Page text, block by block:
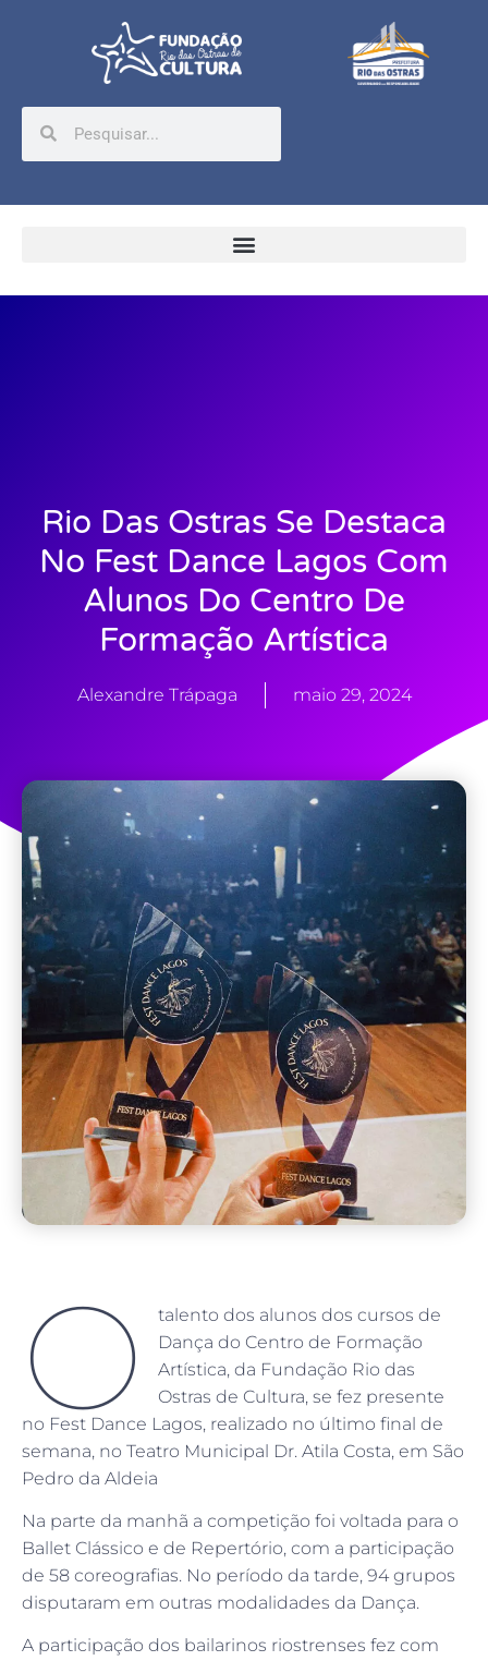
Rio Das Ostras Se Destaca
No Fest Dance Lagos Com
Alunos Do Centro De
Formação Artística
Alexandre Trápaga maio 29, 2024
O
talento dos alunos dos cursos de
Dança do Centro de Formação
Artística, da Fundação Rio das
Ostras de Cultura, se fez presente
no Fest Dance Lagos, realizado no último final de
semana, no Teatro Municipal Dr. Atila Costa, em São
Pedro da Aldeia
Na parte da manhã a competição foi voltada para o
Ballet Clássico e de Repertório, com a participação
de 58 coreografias. No período da tarde, 94 grupos
disputaram em outras modalidades da Dança.
A participação dos bailarinos riostrenses fez com